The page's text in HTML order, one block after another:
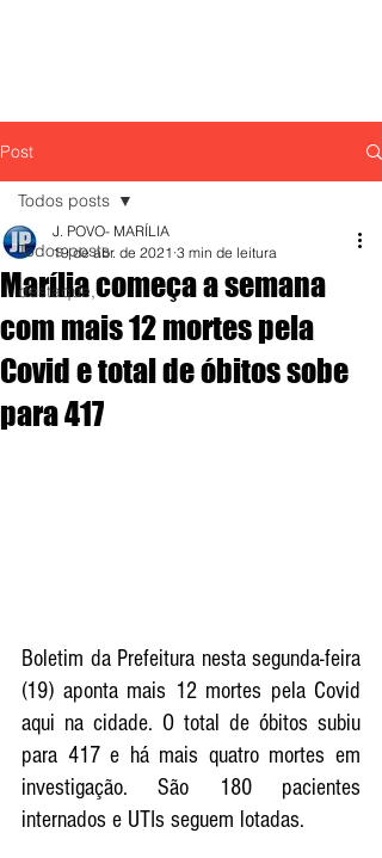
Post
Todos posts
destaque,
Todos posts
Marília começa a semana
com mais 12 mortes pela
Covid e total de óbitos sobe
para 417
J. POVO- MARÍLIA
19 de abr. de 2021 3 min de leitura
Boletim da Prefeitura nesta segunda-feira
(19) aponta mais 12 mortes pela Covid
aqui na cidade. O total de óbitos subiu
para 417 e há mais quatro mortes em
investigação. São 180 pacientes
internados e UTIs seguem lotadas.